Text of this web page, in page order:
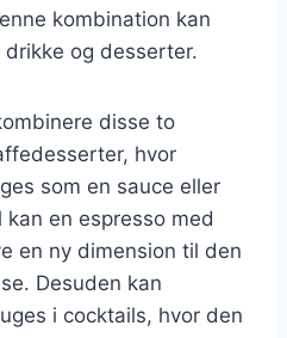
kombination kan
og desserter.
disse to
hvor
som en sauce eller
en espresso med
en ny dimension til den
Desuden kan
i cocktails, hvor den